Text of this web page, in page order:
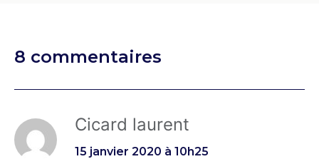
8 commentaires
Cicard laurent
15 janvier 2020 à 10h25